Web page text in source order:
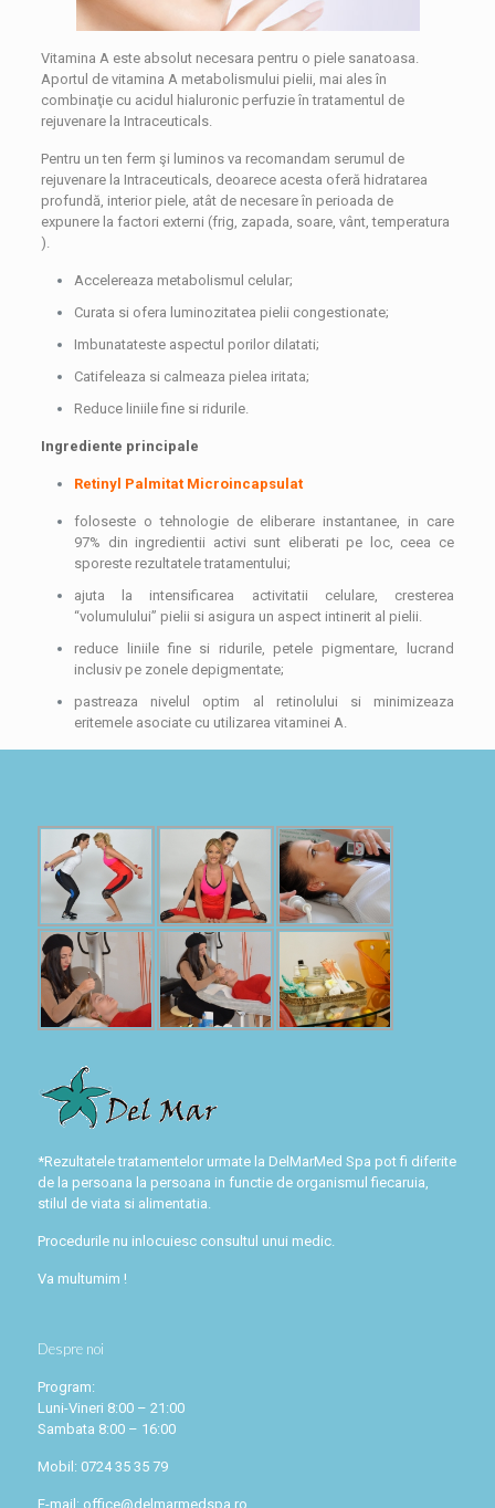
Vitamina A este absolut necesara pentru o piele sanatoasa.
Aportul de vitamina A metabolismului pielii, mai ales în
combinaţie cu acidul hialuronic perfuzie în tratamentul de
rejuvenare la Intraceuticals.
Pentru un ten ferm şi luminos va recomandam serumul de
rejuvenare la Intraceuticals, deoarece acesta oferă hidratarea
profundă, interior piele, atât de necesare în perioada de
expunere la factori externi (frig, zapada, soare, vânt, temperatura
).
Accelereaza metabolismul celular;
Curata si ofera luminozitatea pielii congestionate;
Imbunatateste aspectul porilor dilatati;
Catifeleaza si calmeaza pielea iritata;
Reduce liniile fine si ridurile.
Ingrediente principale
Retinyl Palmitat Microincapsulat
foloseste o tehnologie de eliberare instantanee, in care
97% din ingredientii activi sunt eliberati pe loc, ceea ce
sporeste rezultatele tratamentului;
ajuta la intensificarea activitatii celulare, cresterea
“volumulului” pielii si asigura un aspect intinerit al pielii.
reduce liniile fine si ridurile, petele pigmentare, lucrand
inclusiv pe zonele depigmentate;
pastreaza nivelul optim al retinolului si minimizeaza
eritemele asociate cu utilizarea vitaminei A.
*Rezultatele tratamentelor urmate la DelMarMed Spa pot fi diferite
de la persoana la persoana in functie de organismul fiecaruia,
stilul de viata si alimentatia.
Procedurile nu inlocuiesc consultul unui medic.
Va multumim !
Despre noi
Program:
Luni-Vineri 8:00 – 21:00
Sambata 8:00 – 16:00
Mobil: 0724 35 35 79
E-mail: office@delmarmedspa.ro